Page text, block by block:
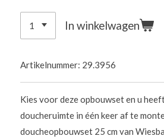
In winkelwagen
Artikelnummer: 29.3956
Kies voor deze opbouwset en u
doucheruimte in één keer af te
doucheopbouwset 25 cm van